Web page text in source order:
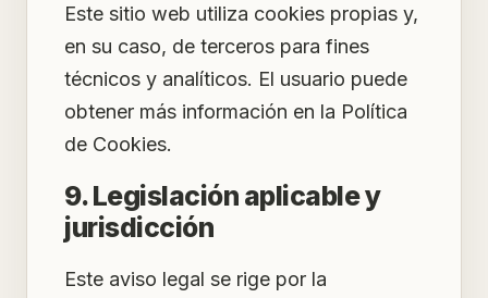
Este sitio web utiliza cookies propias y,
en su caso, de terceros para fines
técnicos y analíticos. El usuario puede
obtener más información en la Política
de Cookies.
9. Legislación aplicable y
jurisdicción
Este aviso legal se rige por la